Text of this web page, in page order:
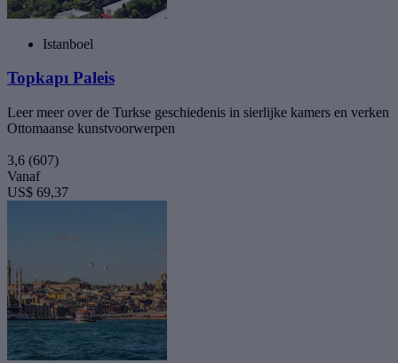
Istanboel
Topkapı Paleis
Leer meer over de Turkse geschiedenis in sierlijke kamers en verken
Ottomaanse kunstvoorwerpen
3,6 (607)
Vanaf
US$ 69,37